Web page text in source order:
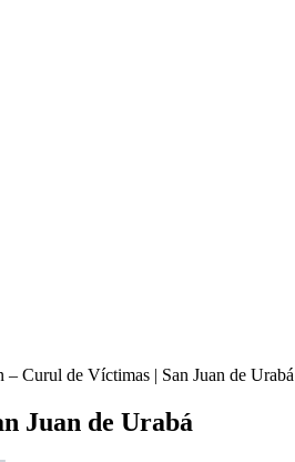
– Curul de Víctimas | San Juan de Urabá
Juan de Urabá